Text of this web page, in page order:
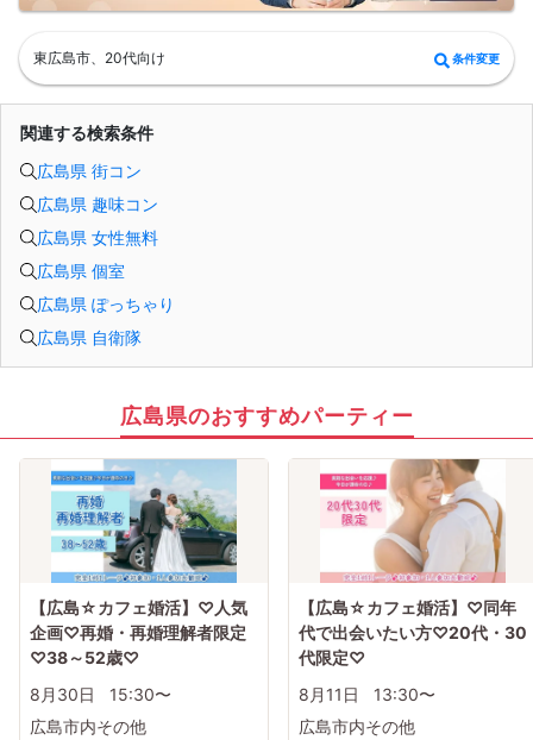
但し、当日で急なキャンセルががあった場合には当日中止になる事もあります。
東広島市、20代向け 条件変更
関連する検索条件
広島県 街コン
広島県 趣味コン
広島県 女性無料
広島県 個室
広島県 ぽっちゃり
広島県 自衛隊
広島県のおすすめパーティー
【広島☆カフェ婚活】♡人気
企画♡再婚・再婚理解者限定
♡38～52歳♡
8月30日
15:30〜
広島市内その他
【広島☆カフェ婚活】♡同年
代で出会いたい方♡20代・30
代限定♡
8月11日
13:30〜
広島市内その他